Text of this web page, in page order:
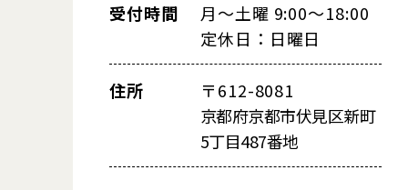
受付時間
月～土曜 9:00～18:00
定休日：日曜日
住所
〒612-8081
京都府京都市伏見区新町
5丁目487番地